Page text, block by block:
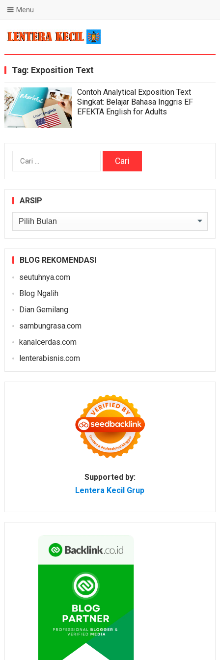
Blog Lentera Kecil
Menu
Tag: Exposition Text
Contoh Analytical Exposition Text
Singkat: Belajar Bahasa Inggris EF
EFEKTA English for Adults
Cari
ARSIP
Arsip
BLOG REKOMENDASI
seutuhnya.com
Blog Ngalih
Dian Gemilang
sambungrasa.com
kanalcerdas.com
lenterabisnis.com
Supported by:
Lentera Kecil Grup